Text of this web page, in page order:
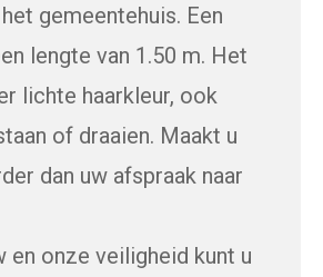
gemeentehuis. Een
lengte van 1.50 m. Het
lichte haarkleur, ook
of draaien. Maakt u
dan uw afspraak naar
en onze veiligheid kunt u